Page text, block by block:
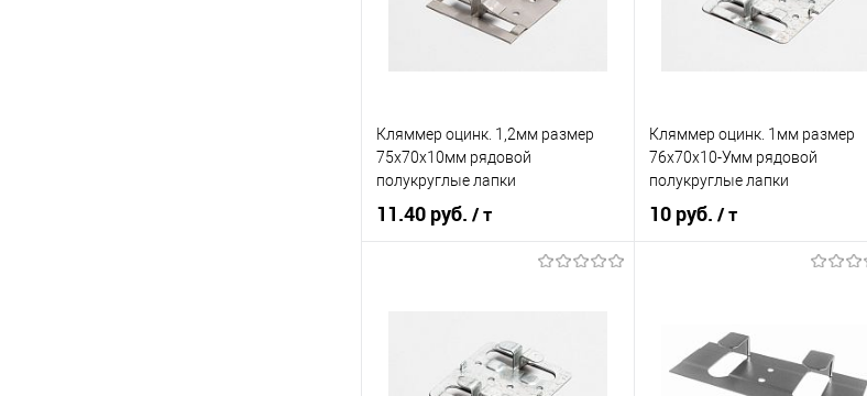
В избранное
Под заказ
В избранное
Под заказ
Кляммер оцинк. 1,2мм размер
75х70х10мм рядовой
полукруглые лапки
11.40 руб. / т
Купить в 1 клик
Сравнение
Кляммер оцинк. 1мм размер
76х70х10-Умм рядовой
полукруглые лапки
10 руб. / т
Купить в 1 клик
Сравнение